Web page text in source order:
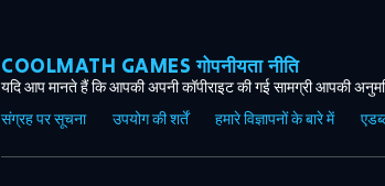
COOLMATH GAMES गोपनीयता नीति
यदि आप मानते हैं कि आपकी अपनी कॉपीराइट की गई सामग्री आपकी
संग्रह पर सूचना
उपयोग की शर्तें हमारे विज्ञापनों के बारे में